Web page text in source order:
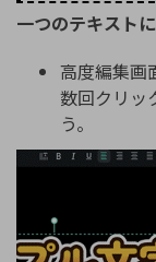
一つのテキスト
高度編集画
数回クリッ
う。